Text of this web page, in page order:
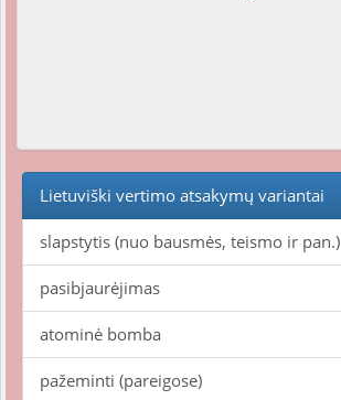
Lietuviški vertimo atsakymų variantai
slapstytis (nuo bausmės, teismo ir pan.)
pasibjaurėjimas
atominė bomba
pažeminti (pareigose)